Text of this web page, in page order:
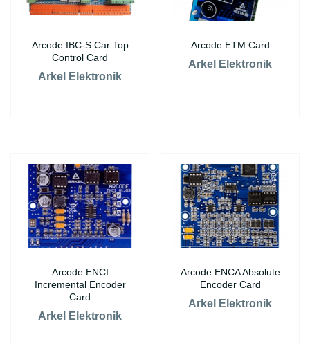
Arcode IBC-S Car Top
Control Card
Arkel Elektronik
Arcode ETM Card
Arkel Elektronik
Arcode ENCI
Incremental Encoder
Card
Arkel Elektronik
Arcode ENCA Absolute
Encoder Card
Arkel Elektronik